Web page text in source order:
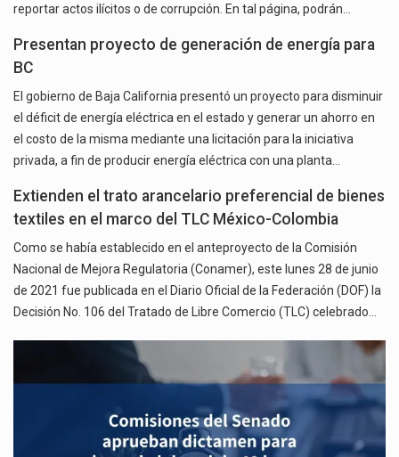
reportar actos ilícitos o de corrupción. En tal página, podrán…
Presentan proyecto de generación de energía para
BC
El gobierno de Baja California presentó un proyecto para disminuir
el déficit de energía eléctrica en el estado y generar un ahorro en
el costo de la misma mediante una licitación para la iniciativa
privada, a fin de producir energía eléctrica con una planta…
Extienden el trato arancelario preferencial de bienes
textiles en el marco del TLC México-Colombia
Como se había establecido en el anteproyecto de la Comisión
Nacional de Mejora Regulatoria (Conamer), este lunes 28 de junio
de 2021 fue publicada en el Diario Oficial de la Federación (DOF) la
Decisión No. 106 del Tratado de Libre Comercio (TLC) celebrado…